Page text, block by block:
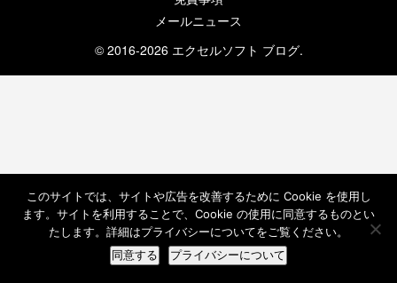
メールニュース
© 2016-2026 エクセルソフト ブログ.
このサイトでは、サイトや広告を改善するために Cookie を使用し
ます。サイトを利用することで、Cookie の使用に同意するものとい
たします。詳細はプライバシーについてをご覧ください。
同意する プライバシーについて